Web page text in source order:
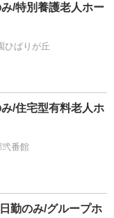
/特別養護老人ホー
ひばりが丘
/住宅型有料老人ホ
番館
勤のみ/グループホ